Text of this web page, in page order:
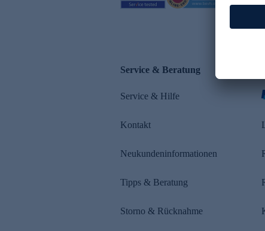
Service & Beratung
Service & Hilfe
Kontakt
Neukundeninformationen
Tipps & Beratung
Storno & Rücknahme